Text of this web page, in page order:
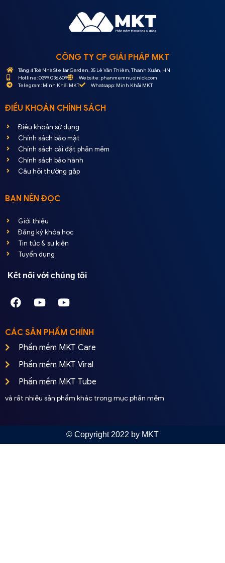
CÔNG TY CP GIẢI PHÁP MKT
Tầng 4 Toà Nhà Stellar Garden, 35 Lê Văn Thiêm, Thanh Xuân, HN
Hotline: 0399.036.609
Website: phanmemnuoinick.com
Telegram: Minh Khải MKT
Whatsapp: Minh Khải MKT
ĐIỀU KHOẢN CHÍNH SÁCH
Điều khoản sử dụng
Chính sách bảo mật
Chính sách cài đặt phần mềm
Chính sách bảo hành
Câu hỏi thường gặp
BẠN NÊN ĐỌC
Giới thiệu
Đăng ký khóa học
Tin tức & sự kiện
Tuyển dụng
Kết nối với chúng tôi
CÁC SẢN PHẨM CHÍNH
Phần mềm MKT Care
Phần mềm MKT Viral
Phần mềm MKT Tube
và rất nhiều sản phẩm khác trong mục phần mềm
© Copyright 2022 by MKT